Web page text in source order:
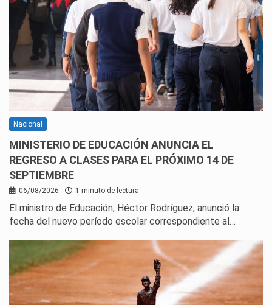
Nacional
MINISTERIO DE EDUCACIÓN ANUNCIA EL
REGRESO A CLASES PARA EL PRÓXIMO 14 DE
SEPTIEMBRE
06/08/2026 1 minuto de lectura
El ministro de Educación, Héctor Rodríguez, anunció la
fecha del nuevo período escolar correspondiente al…